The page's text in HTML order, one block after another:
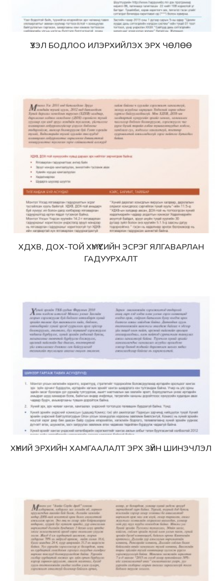
Дэлгэрэнгүй
ҮЗЭЛ БОДЛОО ИЛЭРХИЙЛЭХ ЭРХ ЧӨЛӨӨ
Дэлгэрэнгүй
ХДХВ, ДОХ-ТОЙ ХҮМҮҮСИЙН ЭСРЭГ ЯЛГАВАРЛАН
ГАДУУРХАЛТ
Дэлгэрэнгүй
ХҮНИЙ ЭРХИЙН ХАМГААЛАЛТ ЭРХ ЗҮЙН ШИНЭЧЛЭЛ